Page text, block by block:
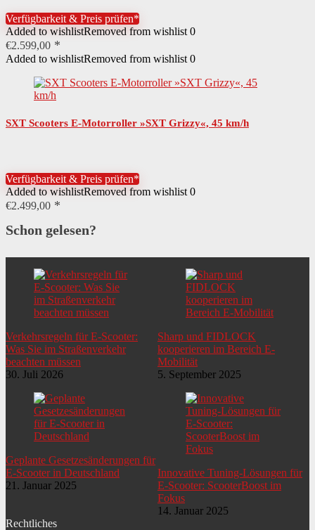
Verfügbarkeit & Preis prüfen*
Added to wishlistRemoved from wishlist 0
€2.599,00
Added to wishlistRemoved from wishlist 0
SXT Scooters E-Motorroller »SXT Grizzy«, 45 km/h
Verfügbarkeit & Preis prüfen*
Added to wishlistRemoved from wishlist 0
€2.499,00
Schon gelesen?
Verkehrsregeln für E-Scooter:
Was Sie im Straßenverkehr
beachten müssen
30. Juli 2026
Sharp und FIDLOCK
kooperieren im Bereich E-
Mobilität
5. September 2025
Geplante Gesetzesänderungen für
E-Scooter in Deutschland
21. Januar 2025
Innovative Tuning-Lösungen für
E-Scooter: ScooterBoost im
Fokus
14. Januar 2025
Rechtliches